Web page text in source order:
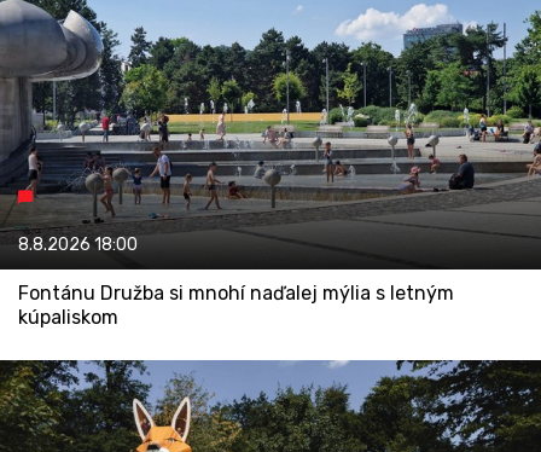
8.8.202618:00
Fontánu Družba si mnohí naďalej mýlia s letným
kúpaliskom